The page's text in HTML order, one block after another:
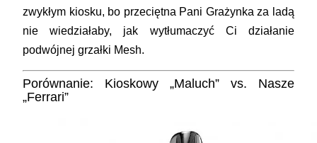
zwykłym kiosku, bo przeciętna Pani Grażynka za ladą
nie wiedziałaby, jak wytłumaczyć Ci działanie
podwójnej grzałki Mesh.
Porównanie: Kioskowy „Maluch” vs. Nasze
„Ferrari”